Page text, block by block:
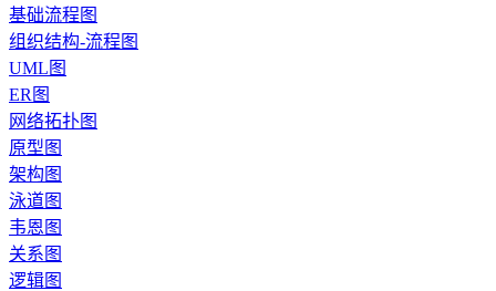
基础流程图
组织结构-流程图
UML图
ER图
网络拓扑图
原型图
架构图
泳道图
韦恩图
关系图
逻辑图